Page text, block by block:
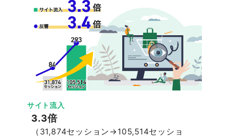
サイト流入
3.3倍
（31,874セッション→105,514セッショ